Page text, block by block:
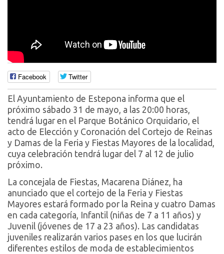
Facebook Twitter
El Ayuntamiento de Estepona informa que el
próximo sábado 31 de mayo, a las 20:00 horas,
tendrá lugar en el Parque Botánico Orquidario, el
acto de Elección y Coronación del Cortejo de Reinas
y Damas de la Feria y Fiestas Mayores de la localidad,
cuya celebración tendrá lugar del 7 al 12 de julio
próximo.
La concejala de Fiestas, Macarena Diánez, ha
anunciado que el cortejo de la Feria y Fiestas
Mayores estará formado por la Reina y cuatro Damas
en cada categoría, Infantil (niñas de 7 a 11 años) y
Juvenil (jóvenes de 17 a 23 años). Las candidatas
juveniles realizarán varios pases en los que lucirán
diferentes estilos de moda de establecimientos